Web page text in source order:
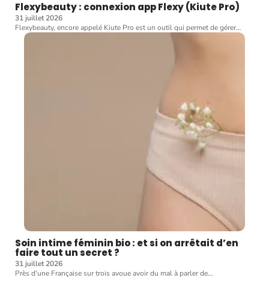
Flexybeauty : connexion app Flexy (Kiute Pro)
31 juillet 2026
Flexybeauty, encore appelé Kiute Pro est un outil qui permet de gérer…
Soin intime féminin bio : et si on arrêtait d’en
faire tout un secret ?
31 juillet 2026
Près d'une Française sur trois avoue avoir du mal à parler de…